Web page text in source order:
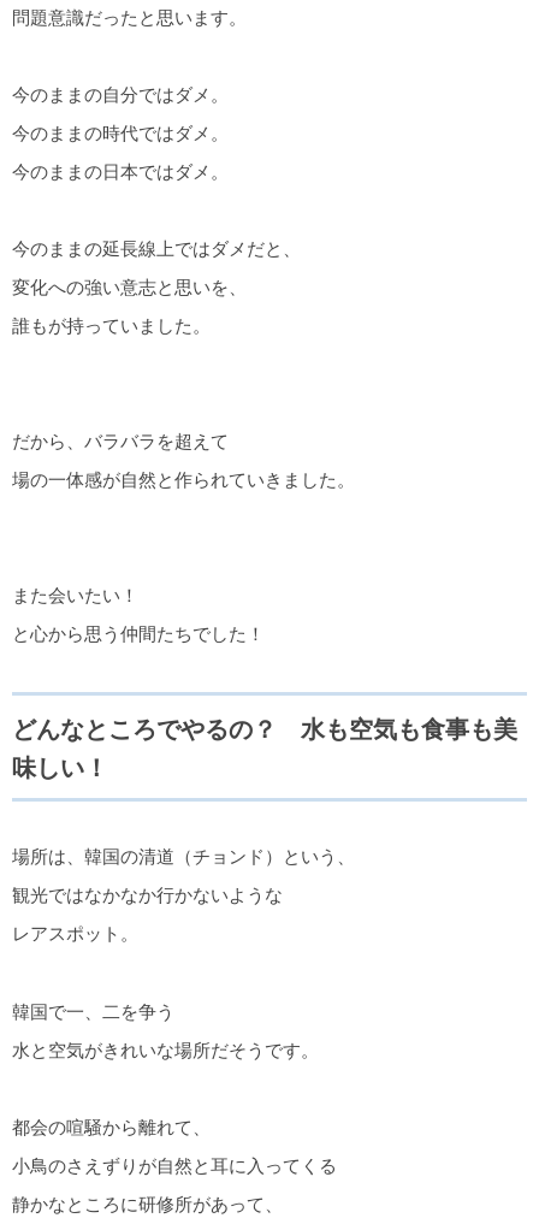
問題意識だったと思います。
今のままの自分ではダメ。
今のままの時代ではダメ。
今のままの日本ではダメ。
今のままの延長線上ではダメだと、
変化への強い意志と思いを、
誰もが持っていました。
だから、バラバラを超えて
場の一体感が自然と作られていきました。
また会いたい！
と心から思う仲間たちでした！
どんなところでやるの？ 水も空気も食事も美
味しい！
場所は、韓国の清道（チョンド）という、
観光ではなかなか行かないような
レアスポット。
韓国で一、二を争う
水と空気がきれいな場所だそうです。
都会の喧騒から離れて、
小鳥のさえずりが自然と耳に入ってくる
静かなところに研修所があって、